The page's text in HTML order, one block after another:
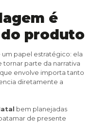
é
produto
papel estratégico: ela
tornar parte da narrativa
envolve importa tanto
diretamente a
bem planejadas
de presente